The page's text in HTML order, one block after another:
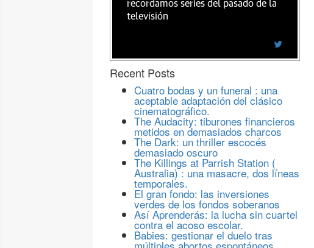
recordamos series del pasado de la
televisión
Recent Posts
Cuatro bodas y un funeral : una
aceptable adaptación del clásico
cinematográfico.
The Audacity: tiburones financieros
metidos en demasiados charcos
The Dark: un thriller escocés
demasiado oscuro
The Killings at Parrish Station (
Australia) : una masacre, dos líneas
temporales.
El gran fondo: las inversiones
verdes de los fondos soberanos
Así Aprenderás: la lucha sin cuartel
contra el acoso escolar.
Babies: gestionar el duelo tras